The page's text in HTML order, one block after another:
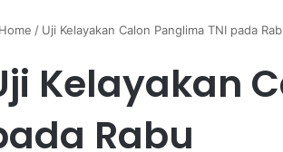
Home / Uji Kelayakan Calon Panglima TNI pada
Kelayakan
Rabu